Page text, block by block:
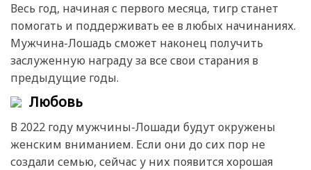
Весь год, начиная с первого месяца, тигр станет
помогать и поддерживать ее в любых начинаниях.
Мужчина-Лошадь сможет наконец получить
заслуженную награду за все свои старания в
предыдущие годы.
Любовь
В 2022 году мужчины-Лошади будут окружены
женским вниманием. Если они до сих пор не
создали семью, сейчас у них появится хорошая